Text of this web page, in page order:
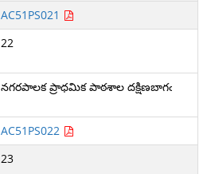
AC51PS021
22
నగరపాలక ప్రాధమిక పాఠశాల దక్షిణబాగఁ
AC51PS022
23